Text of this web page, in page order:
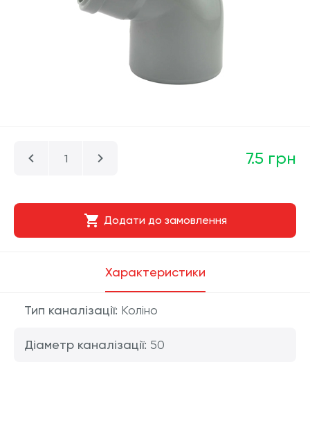
7.5 грн
Додати до замовлення
Характеристики
Тип каналізації: Коліно
Діаметр каналізації: 50